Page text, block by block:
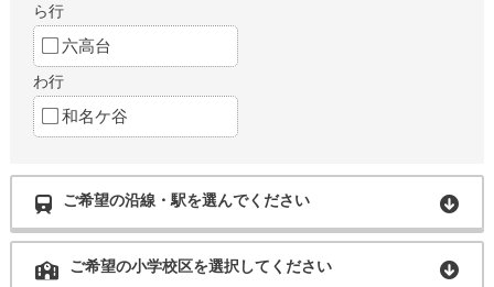
ら行
六高台
わ行
和名ケ谷
ご希望の沿線・駅を選んでください
ご希望の小学校区を選択してください